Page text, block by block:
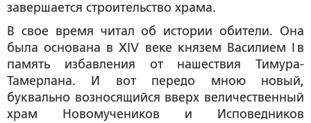
завершается строительство храма.
В свое время читал об истории обители. Она
была основана в XIV веке князем Василием I в
память избавления от нашествия Тимура-
Тамерлана. И вот передо мною новый,
буквально возносящийся вверх величественный
храм Новомучеников и Исповедников